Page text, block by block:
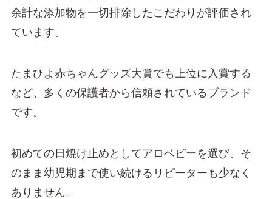
余計な添加物を一切排除したこだわりが評価され
ています。
たまひよ赤ちゃんグッズ大賞でも上位に入賞する
など、多くの保護者から信頼されているブランド
です。
初めての日焼け止めとしてアロベビーを選び、そ
のまま幼児期まで使い続けるリピーターも少なく
ありません。